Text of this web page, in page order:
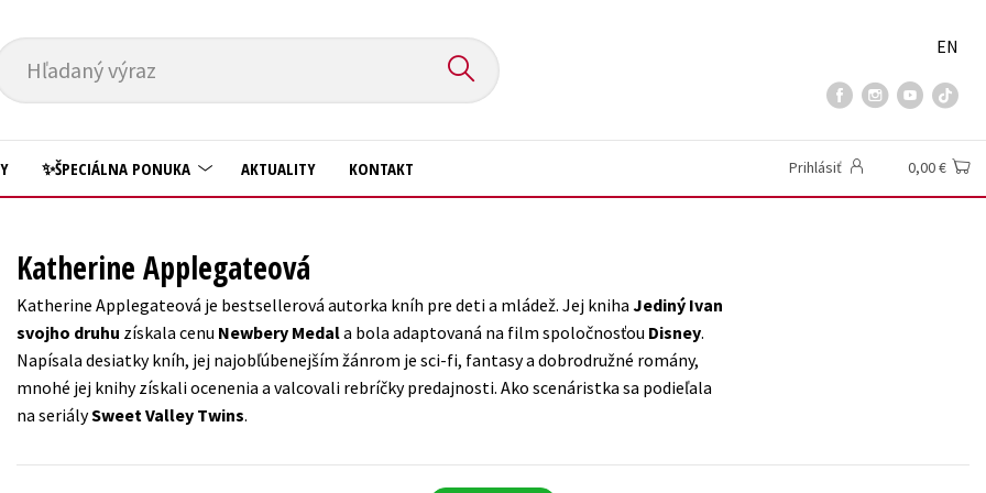
Hľadaný výraz
EN
Kuchárske knihy
New Adult
Obchod a ekonómia
Prírodné vedy
Technické vedy
✨ŠPECIÁLNA PONUKA AKTUALITY KONTAKT Prihlásiť 0,00 €
Katherine Applegateová
Katherine Applegateová je bestsellerová autorka kníh pre deti a mládež. Jej kniha Jediný Ivan
svojho druhu získala cenu Newbery Medala bola adaptovaná na film spoločnosťou Disney.
Napísala desiatky kníh, jej najobľúbenejším žánrom je sci-fi, fantasy a dobrodružné romány,
mnohé jej knihy získali ocenenia a valcovali rebríčky predajnosti. Ako scenáristka sa podieľala
na seriálySweet Valley Twins.